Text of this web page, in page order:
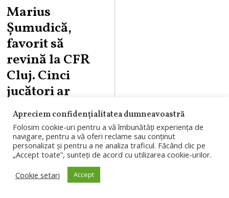
Marius
Șumudică,
favorit să
revină la CFR
Cluj. Cinci
jucători ar
putea pleca din
Gruia
Marius Șumudică
este favorit să
revină pe banca
Apreciem confidențialitatea dumneavoastră
Folosim cookie-uri pentru a vă îmbunătăți experiența de
navigare, pentru a vă oferi reclame sau conținut
personalizat și pentru a ne analiza traficul. Făcând clic pe
„Accept toate”, sunteți de acord cu utilizarea cookie-urilor.
Cookie setari
Accept